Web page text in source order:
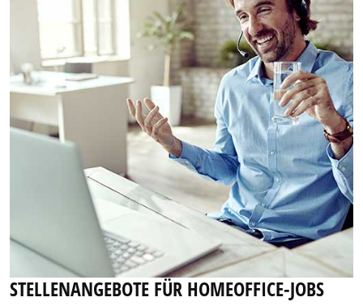
STELLENANGEBOTE FÜR HOMEOFFICE-JOBS